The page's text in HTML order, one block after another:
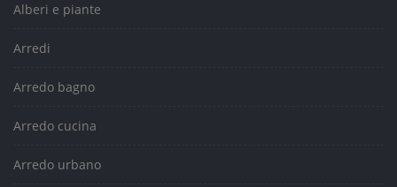
Alberi e piante
Arredi
Arredo bagno
Arredo cucina
Arredo urbano